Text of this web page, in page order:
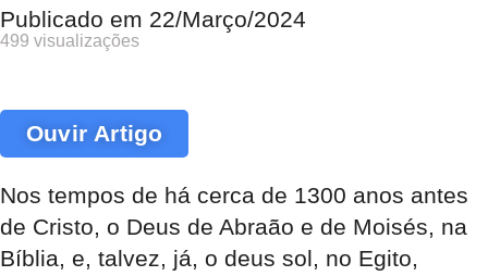
Publicado em 22/Março/2024
499 visualizações
Ouvir Artigo
Nos tempos de há cerca de 1300 anos antes
de Cristo, o Deus de Abraão e de Moisés, na
Bíblia, e, talvez, já, o deus sol, no Egito,